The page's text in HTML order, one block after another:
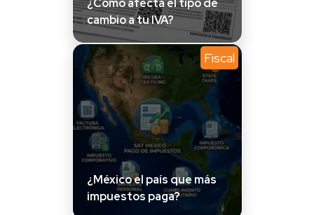
¿Cómo afecta el tipo de
cambio a tu IVA?
Fiscal
¿México el país que más
impuestos paga?